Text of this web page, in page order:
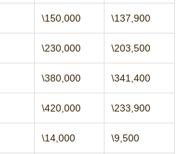
\150,000 \137,900
\230,000 \203,500
\380,000 \341,400
\420,000 \233,900
\14,000 \9,500